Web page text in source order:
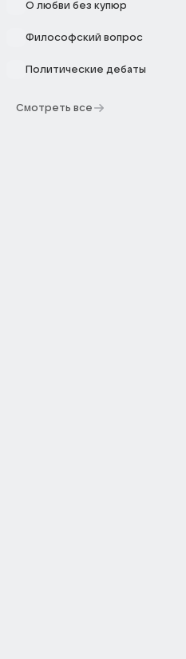
О любви без купюр
Философский вопрос
Политические дебаты
Смотреть все